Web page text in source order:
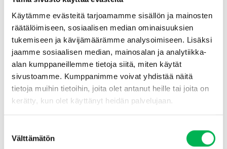
Käytämme evästeitä tarjoamamme sisällön ja mainosten
räätälöimiseen, sosiaalisen median ominaisuuksien
tukemiseen ja kävijämäärämme analysoimiseen. Lisäksi
jaamme sosiaalisen median, mainosalan ja analytiikka-
alan kumppaneillemme tietoja siitä, miten käytät
sivustoamme. Kumppanimme voivat yhdistää näitä
tietoja muihin tietoihin, joita olet antanut heille tai joita on
kerätty, kun olet käyttänyt heidän palvelujaan.
valinta
Välttämätön
Muista, että:
Siivoa tehon lisäämiseksi –Imuroi ja pese pinnat ennen
tuotteiden, kuten punasetripalojen, käyttöä. Kun ravinto
vähenee, hyönteiset hakeutuvat muualle.
Vältä kosteutta –Pidä huoneet kuivina pyyhkimällä lattia ja
käyttämällä tuuletinta. Sokeritoukat viihtyvät parhaiten, jos
ilmankosteus on vähintään 70 %.
tuholaisia ja paljastamaan nopeasti esiintymisen. Liima-ansa on